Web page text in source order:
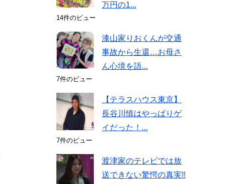
万円の1...
14件のビュー
漆山家りおくんが交通
事故から生還…お母さ
ん心境を語...
7件のビュー
【テラスハウス東京】
長谷川慎はやっぱりゲ
イだった！...
7件のビュー
渡津家のテレビでは放
送できない驚愕の真実!!